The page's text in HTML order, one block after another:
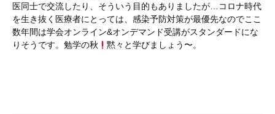
医同士で交流したり、そういう目的もありましたが…コロナ時代
を生き抜く医療者にとっては、感染予防対策が最優先なのでここ
数年間は学会オンライン&オンデマンド受講がスタンダードにな
りそうです。勉学の秋
黙々と学びましょう〜。